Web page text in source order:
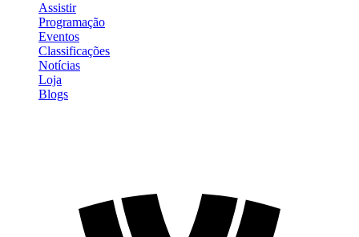
Assistir
Programação
Eventos
Classificações
Notícias
Loja
Blogs